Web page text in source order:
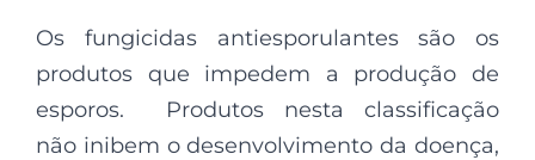
Os fungicidas antiesporulantes são os
produtos que impedem a produção de
esporos. Produtos nesta classificação
não inibem o desenvolvimento da doença,